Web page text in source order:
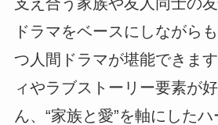
ドラマをベースにしながら
つ人間ドラマが堪能できま
ィやラブストーリー要素が
ん、“家族と愛”を軸にした